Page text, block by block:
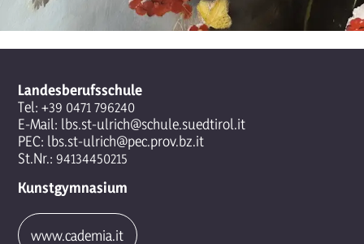
Landesberufsschule
Tel: +39 0471 796240
E-Mail: lbs.st-ulrich@schule.suedtirol.it
PEC: lbs.st-ulrich@pec.prov.bz.it
St.Nr.: 94134450215
Kunstgymnasium
www.cademia.it